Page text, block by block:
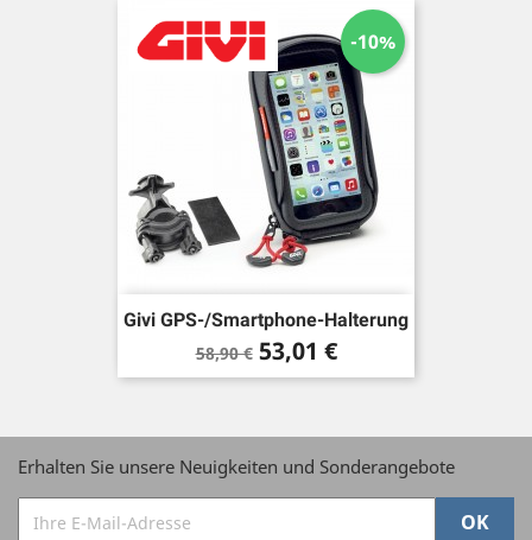
Givi GPS-/Smartphone-Halterung
Verkaufspreis
58,90 € Preis
53,01 €
-10%
Erhalten Sie unsere Neuigkeiten und Sonderangebote